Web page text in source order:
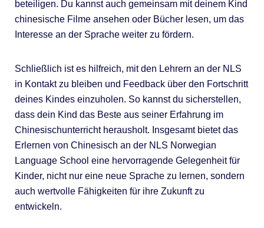
beteiligen. Du kannst auch gemeinsam mit deinem Kind
chinesische Filme ansehen oder Bücher lesen, um das
Interesse an der Sprache weiter zu fördern.
Schließlich ist es hilfreich, mit den Lehrern an der NLS
in Kontakt zu bleiben und Feedback über den Fortschritt
deines Kindes einzuholen. So kannst du sicherstellen,
dass dein Kind das Beste aus seiner Erfahrung im
Chinesischunterricht herausholt. Insgesamt bietet das
Erlernen von Chinesisch an der NLS Norwegian
Language School eine hervorragende Gelegenheit für
Kinder, nicht nur eine neue Sprache zu lernen, sondern
auch wertvolle Fähigkeiten für ihre Zukunft zu
entwickeln.